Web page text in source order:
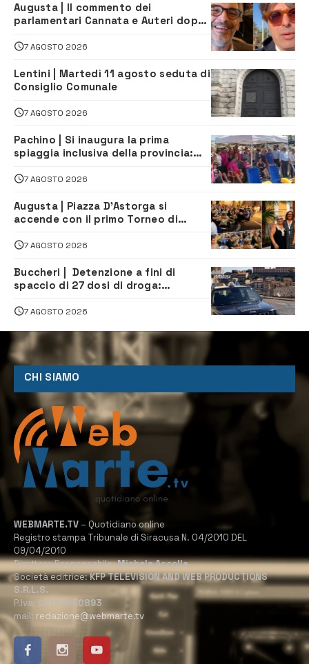
Augusta | Il commento dei
parlamentari Cannata e Auteri dopo
depuratore
7 AGOSTO 2026
Lentini | Martedì 11 agosto seduta di
Consiglio Comunale
7 AGOSTO 2026
Pachino | Si inaugura la prima
spiaggia inclusiva della provincia:
tutti
7 AGOSTO 2026
Augusta | Piazza D’Astorga si
accende con il primo Torneo di
7 AGOSTO 2026
Buccheri | Detenzione a fini di
spaccio di 27 dosi di droga:
7 AGOSTO 2026
CHI SIAMO
WEBMARTE.TV – Quotidiano online
Registro stampa Tribunale di Siracusa N. 04/2010 DEL
09/04/2010
Direttore Responsabile:Michele Accolla
Società editrice:KFP TELEVISION AND WEB PRODUCTIONS
S.R.L.S.
P.Iva: 02184950893
mail: redazione@webmarte.tv